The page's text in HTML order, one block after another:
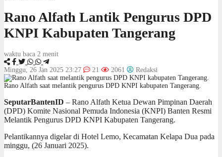
Rano Alfath Lantik Pengurus DPD
KNPI Kabupaten Tangerang
waktu baca 2 menit
Minggu, 26 Jan 2025 23:27 21 2061 Redaksi
Rano Alfath saat melantik pengurus DPD KNPI kabupaten Tangerang.
SeputarBantenID – Rano Alfath Ketua Dewan Pimpinan Daerah
(DPD) Komite Nasional Pemuda Indonesia (KNPI) Banten Resmi
Melantik Pengurus DPD KNPI Kabupaten Tangerang.
Pelantikannya digelar di Hotel Lemo, Kecamatan Kelapa Dua pada
minggu, (26 Januari 2025).